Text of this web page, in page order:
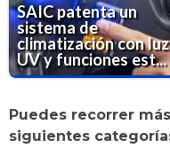
SAIC patenta un
sistema de
climatización con luz
UV y funciones est...
Puedes recorrer
siguientes